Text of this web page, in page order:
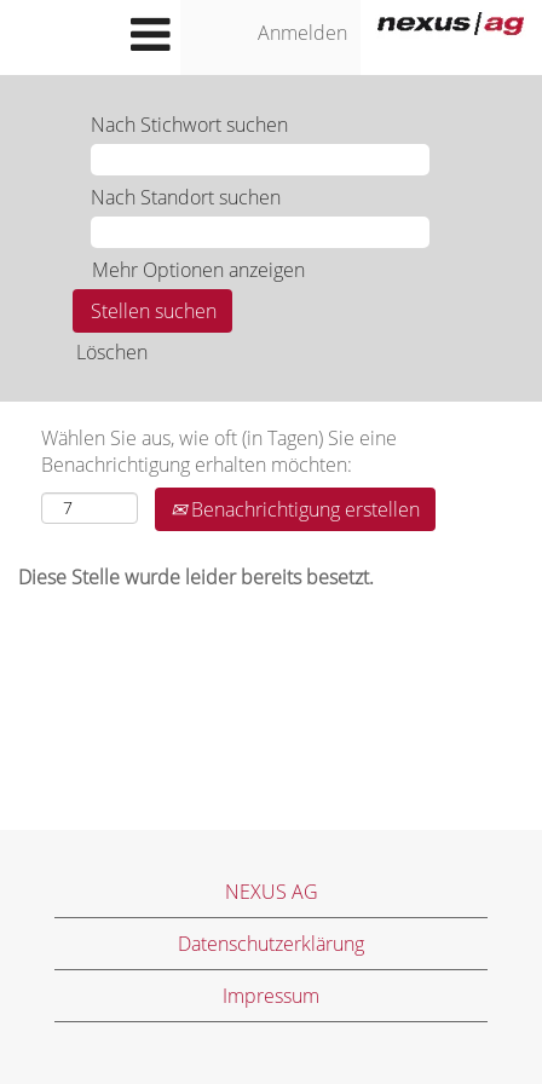
Anmelden
Nach Stichwort suchen
Nach Standort suchen
Mehr Optionen anzeigen
Löschen
Wählen Sie aus, wie oft (in Tagen) Sie eine
Benachrichtigung erhalten möchten:
Benachrichtigung erstellen
Diese Stelle wurde leider bereits besetzt.
NEXUS AG
Datenschutzerklärung
Impressum